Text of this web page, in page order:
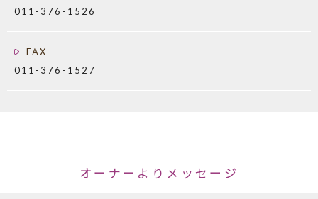
011-376-1526
FAX
011-376-1527
オーナーよりメッセージ